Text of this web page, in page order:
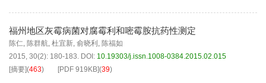
福州地区灰霉病菌对腐霉利和嘧霉胺抗药性测定
陈仁, 陈群航, 杜宜新, 俞晓利 , 陈福如
2015, 30(2): 180-183. DOI: 10.19303/j.issn.1008-0384.2015.02.015
[摘要](463) [PDF 919KB](39)